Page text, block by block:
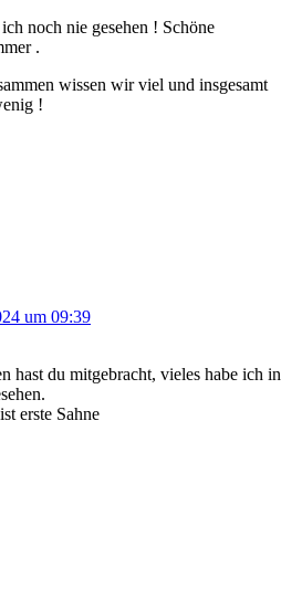
noch nie gesehen ! Schöne
.
wissen wir viel und insgesamt
!
um 09:39
hast du mitgebracht, vieles habe ich in
erste Sahne